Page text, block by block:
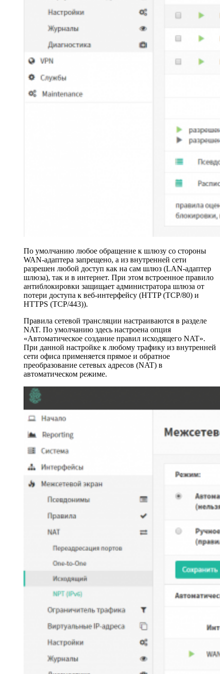
По умолчанию любое обращение к шлюзу со стороны
WAN-адаптера запрещено, а из внутренней сети
разрешен любой доступ как на сам шлюз (LAN-адаптер
шлюза), так и в интернет. При этом встроенное правило
антиблокировки защищает администратора шлюза от
потери доступа к веб-интерфейсу (HTTP (TCP/80) и
HTTPS (TCP/443)).
Правила сетевой трансляции настраиваются в разделе
NAT. По умолчанию здесь настроена опция
«Автоматическое создание правил исходящего NAT».
При данной настройке к любому трафику из внутренней
сети офиса применяется прямое и обратное
преобразование сетевых адресов (NAT) в
автоматическом режиме.